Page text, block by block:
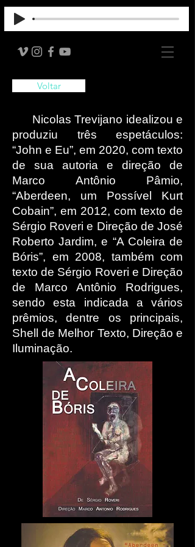
Voltar
Nicolas Trevijano idealizou e
produziu três espetáculos:
“John e Eu”, em 2020, com texto
de sua autoria e direção de
Marco Antônio Pâmio,
“Aberdeen, um Possível Kurt
Cobain”, em 2012, com texto de
Sérgio Roveri e Direção de José
Roberto Jardim, e “A Coleira de
Bóris”, em 2008, também com
texto de Sérgio Roveri e Direção
de Marco Antônio Rodrigues,
sendo esta indicada a vários
prêmios, dentre os principais,
Shell de Melhor Texto, Direção e
Iluminação.